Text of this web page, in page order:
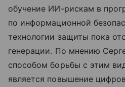
обучение ИИ-рискам в
по информационной
технологии защиты пока
генерации. По мнению
способом борьбы с этим
является повышение